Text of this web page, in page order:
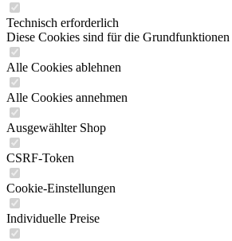
Technisch erforderlich
Diese Cookies sind für die Grundfunktionen
Alle Cookies ablehnen
Alle Cookies annehmen
Ausgewählter Shop
CSRF-Token
Cookie-Einstellungen
Individuelle Preise